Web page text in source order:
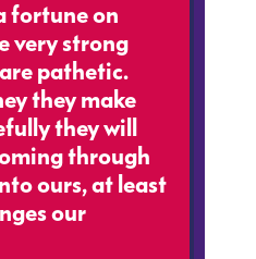
fortune on
very strong
pathetic.
they make
they will
through
ours, at least
our